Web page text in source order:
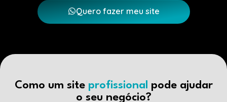
Quero fazer meu site
Como um site profissional pode ajudar
o seu negócio?